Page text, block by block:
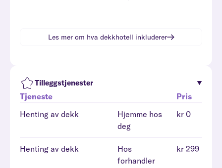
Les mer om hva dekkhotell inkluderer
Tilleggstjenester
Tjeneste
Pris
Henting av dekk
Hjemme hos
deg
kr 0
Henting av dekk
Hos
forhandler
kr 299